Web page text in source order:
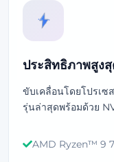
ประสิทธิภาพสูง
ขับเคลื่อนโดยโปรเ
รุ่นล่าสุดพร้อมด้วย
AMD Ryzen™ 9